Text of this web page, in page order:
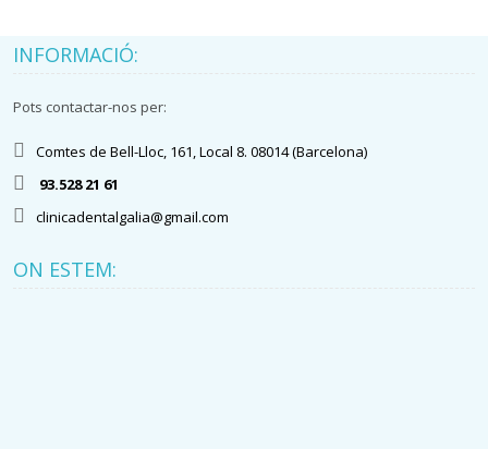
INFORMACIÓ:
Pots contactar-nos per:
Comtes de Bell-Lloc, 161, Local 8. 08014 (Barcelona)
93.528 21 61
clinicadentalgalia@gmail.com
ON ESTEM: